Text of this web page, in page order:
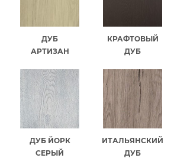
ДУБ
АРТИЗАН
КРАФТОВЫЙ
ДУБ
ДУБ ЙОРК
СЕРЫЙ
ИТАЛЬЯНСКИЙ
ДУБ